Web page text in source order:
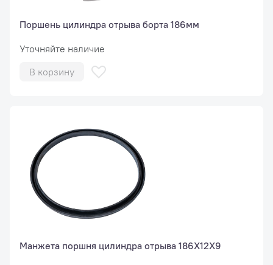
Поршень цилиндра отрыва борта 186мм
Уточняйте наличие
В корзину
Манжета поршня цилиндра отрыва 186X12X9